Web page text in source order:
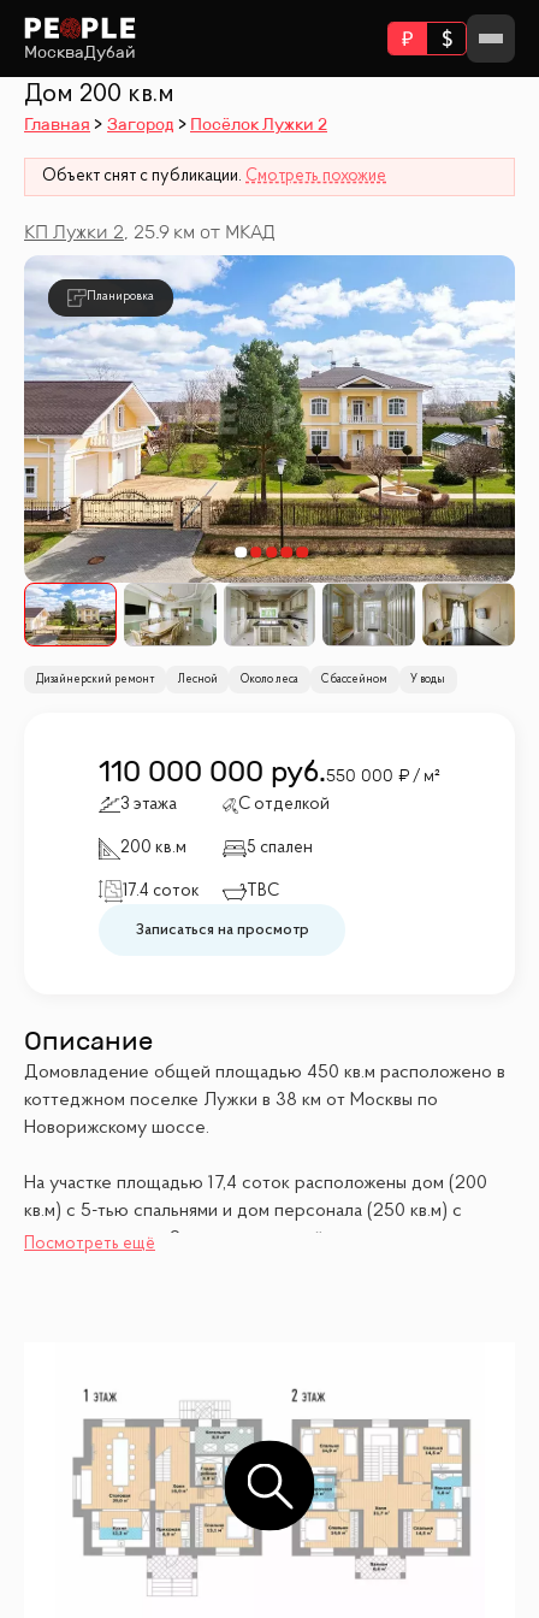
МоскваДубай
Дом 200 кв.м
Главная Загород Посёлок Лужки 2
Объект снят с публикации. Смотреть похожие
КП Лужки 2, 25.9 км от МКАД
Планировка
Дизайнерский ремонт Лесной Около леса С бассейном У воды
110 000 000 руб.550 000 / м²
3 этажа С отделкой
200 кв.м 5 спален
17.4 соток TBC
Записаться на просмотр
Описание
Домовладение общей площадью 450 кв.м расположено в
коттеджном поселке Лужки в 38 км от Москвы по
Новорижскому шоссе.
На участке площадью 17,4 соток расположены дом (200
кв.м) с 5-тью спальнями и дом персонала (250 кв.м) с
тремя комнатами, 2-мя гаражами-мойками и цоколем.
Инженерное оснащение: приточно-вытяжная вентиляция,
кондиционер на газу Sanyo (экономия по электричеству),
внутреннее и наружное видеонаблюдение, интернет,
внутренняя телефония.
ПЛАНИРОВКА
Посмотреть ещё